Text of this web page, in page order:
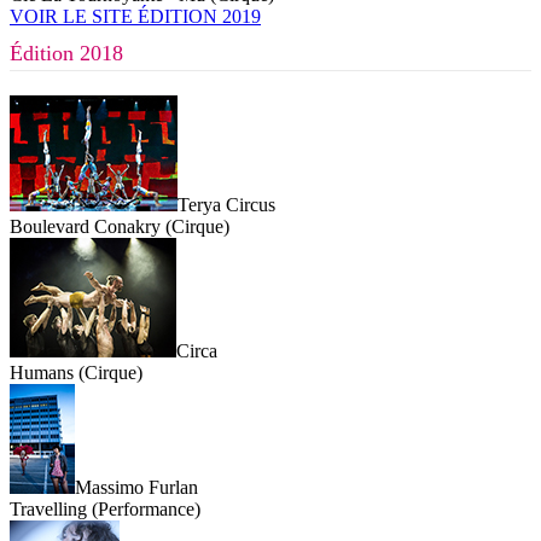
VOIR LE SITE ÉDITION 2019
Édition 2018
Terya Circus
Boulevard Conakry (Cirque)
Circa
Humans (Cirque)
Massimo Furlan
Travelling (Performance)